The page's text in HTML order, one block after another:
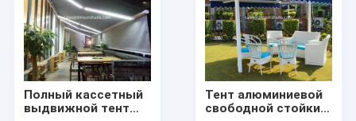
О нас
Экскурсия по заводу
Контроль качества
Полный кассетный
выдвижной тент
Тент алюминиевой
свободной стойки